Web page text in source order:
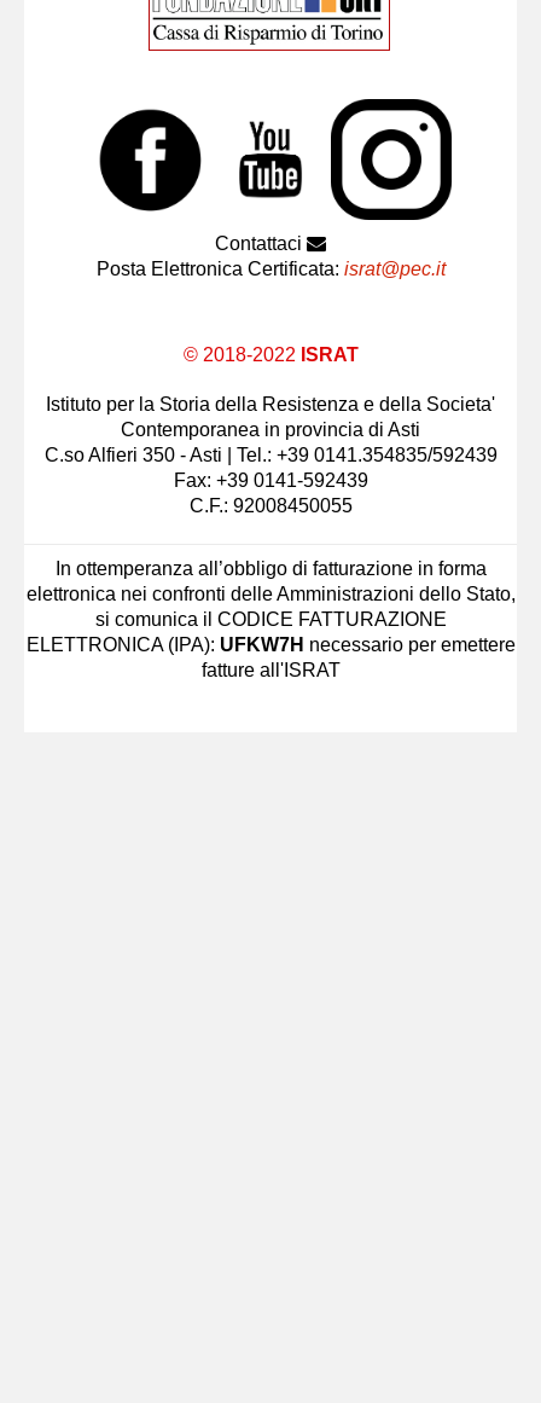
Contattaci
Posta Elettronica Certificata: israt@pec.it
© 2018-2022 ISRAT
Istituto per la Storia della Resistenza e della Societa'
Contemporanea in provincia di Asti
C.so Alfieri 350 - Asti | Tel.: +39 0141.354835/592439
Fax: +39 0141-592439
C.F.: 92008450055
In ottemperanza all’obbligo di fatturazione in forma
elettronica nei confronti delle Amministrazioni dello Stato,
si comunica il CODICE FATTURAZIONE
ELETTRONICA (IPA): UFKW7H necessario per emettere
fatture all'ISRAT